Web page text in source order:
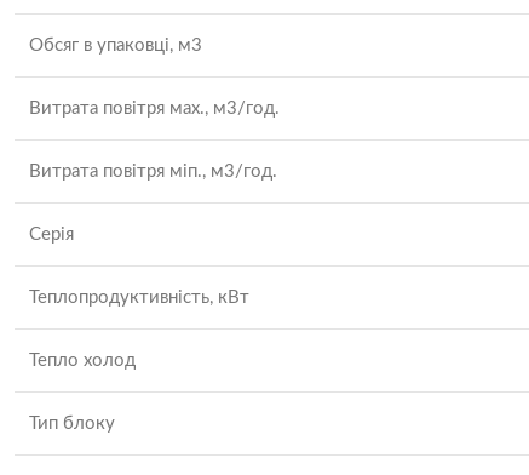
Обсяг в упаковці, м3
Витрата повітря мах., м3/год.
Витрата повітря міп., м3/год.
Серія
Теплопродуктивність, кВт
Тепло холод
Тип блоку